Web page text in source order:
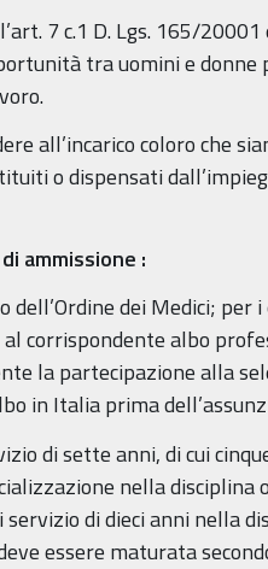
7 c.1 D. Lgs. 165/
tra uomini e donne
all’incarico coloro che
o dispensati
ammissione :
dell’Ordine dei Medici;
corrispondente albo
la partecipazione alla
in Italia prima
di sette anni, di cui
nella disciplina
di dieci anni nella
essere maturata